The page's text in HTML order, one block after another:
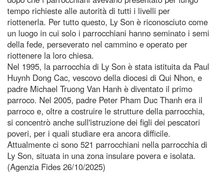
tempo richieste alle autorità di tutti i livelli per
riottenerla. Per tutto questo, Ly Son è riconosciuto come
un luogo in cui solo i parrocchiani hanno seminato i semi
della fede, perseverato nel cammino e operato per
riottenere la loro chiesa.
Nel 1995, la parrocchia di Ly Son è stata istituita da Paul
Huynh Dong Cac, vescovo della diocesi di Qui Nhon, e
padre Michael Truong Van Hanh è diventato il primo
parroco. Nel 2005, padre Peter Pham Duc Thanh era il
parroco e, oltre a costruire le strutture della parrocchia,
si concentrò anche sull'istruzione dei figli dei pescatori
poveri, per i quali studiare era ancora difficile.
Attualmente ci sono 521 parrocchiani nella parrocchia di
Ly Son, situata in una zona insulare povera e isolata.
(Agenzia Fides 26/10/2025)